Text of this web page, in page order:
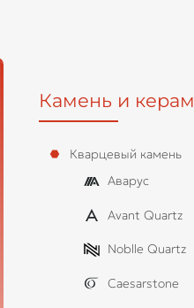
Камень и
Кварцевый камень
Аварус
Avant Quartz
Noblle Quartz
Caesarstone